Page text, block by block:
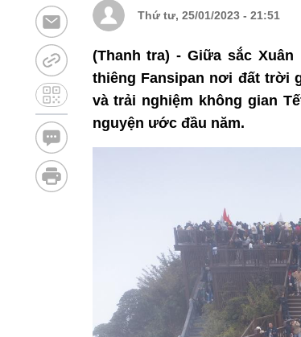
Thứ tư, 25/01/2023 - 21:51
(Thanh tra) - Giữa sắc
thiêng Fansipan nơi đất trời
và trải nghiệm không gian
nguyện ước đầu năm.